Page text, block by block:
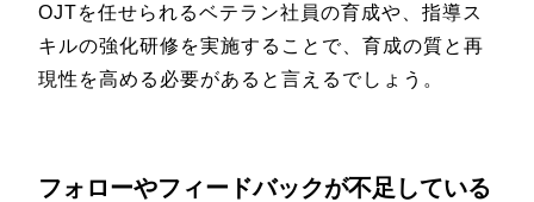
OJTを任せられるベテラン社員の育成や、指導ス
キルの強化研修を実施することで、育成の質と再
現性を高める必要があると言えるでしょう。
フォローやフィードバックが不足している